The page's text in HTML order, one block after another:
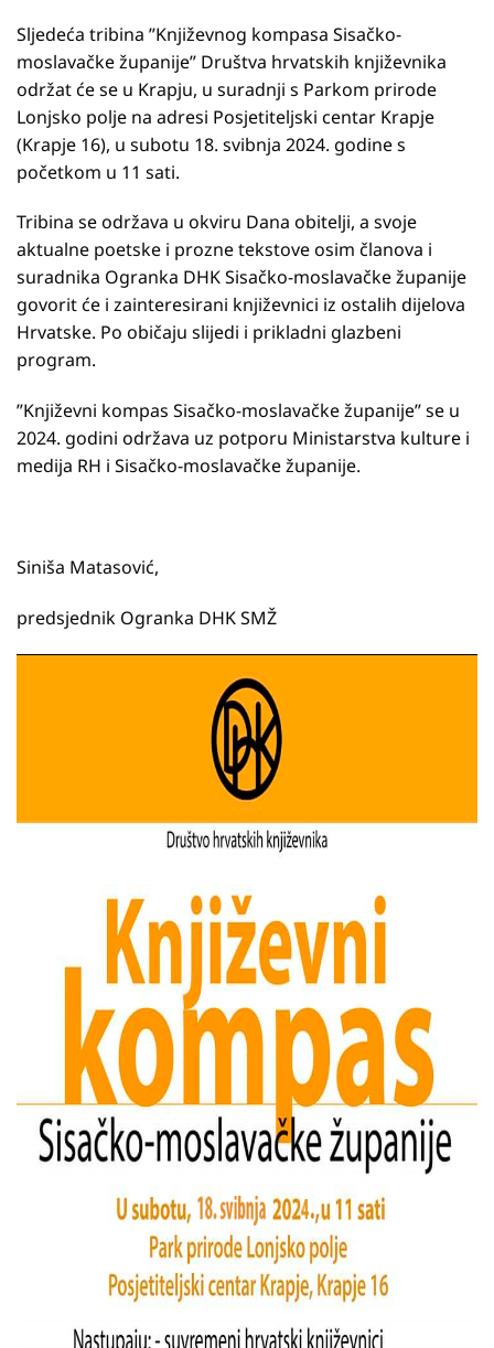
Sljedeća tribina ”Književnog kompasa Sisačko-
moslavačke županije” Društva hrvatskih književnika
održat će se u Krapju, u suradnji s Parkom prirode
Lonjsko polje na adresi Posjetiteljski centar Krapje
(Krapje 16), u subotu 18. svibnja 2024. godine s
početkom u 11 sati.
Tribina se održava u okviru Dana obitelji, a svoje
aktualne poetske i prozne tekstove osim članova i
suradnika Ogranka DHK Sisačko-moslavačke županije
govorit će i zainteresirani književnici iz ostalih dijelova
Hrvatske. Po običaju slijedi i prikladni glazbeni
program.
”Književni kompas Sisačko-moslavačke županije” se u
2024. godini održava uz potporu Ministarstva kulture i
medija RH i Sisačko-moslavačke županije.
Siniša Matasović,
predsjednik Ogranka DHK SMŽ